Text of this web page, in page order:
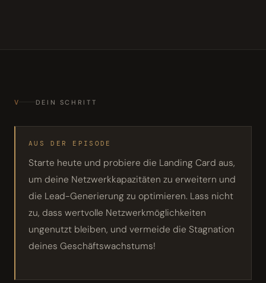
V DEIN SCHRITT
AUS DER EPISODE
Starte heute und probiere die Landing Card aus,
um deine Netzwerkkapazitäten zu erweitern und
die Lead-Generierung zu optimieren. Lass nicht
zu, dass wertvolle Netzwerkmöglichkeiten
ungenutzt bleiben, und vermeide die Stagnation
deines Geschäftswachstums!